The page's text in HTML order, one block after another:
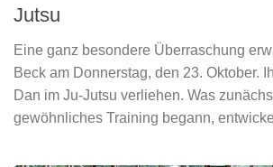
Jutsu
Eine ganz besondere Überraschung
Beck am Donnerstag, den 23. Oktober.
Dan im Ju-Jutsu verliehen. Was
gewöhnliches Training begann,